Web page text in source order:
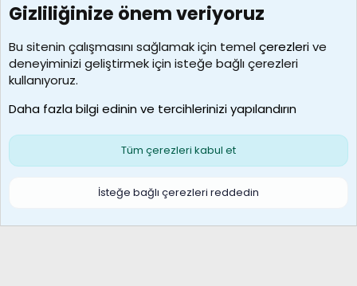
7388
Kullanıcılar
borabekirogluu
Son üye
Çerezler
S
Gizliliğinize önem veriyoruz
Bu sitenin çalışmasını sağlamak için temelçerezlerive
deneyiminizi geliştirmek için isteğe bağlı çerezleri
kullanıyoruz.
Daha fazla bilgi edinin ve tercihlerinizi yapılandırın
Tüm çerezleri kabul et
İsteğe bağlı çerezleri reddedin